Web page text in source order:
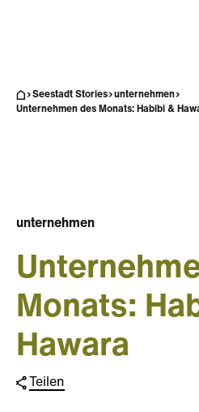
Seestadt Stories
unternehmen
Unternehmen des Monats: Habibi &
unternehmen
Monats:
Hawara
Teilen